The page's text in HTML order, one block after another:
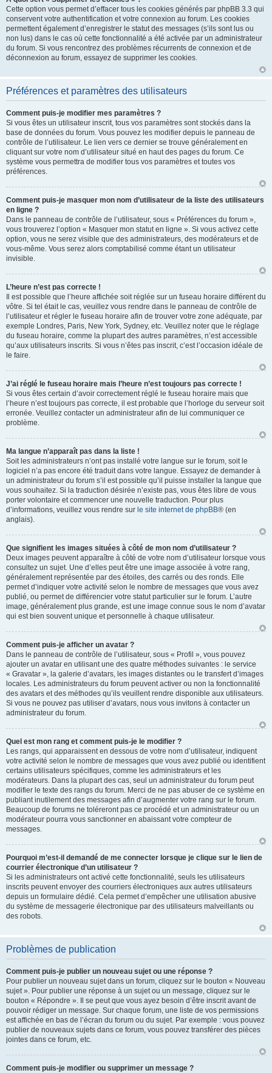
Cette option vous permet d’effacer tous les cookies générés par phpBB 3.3 qui
conservent votre authentification et votre connexion au forum. Les cookies
permettent également d’enregistrer le statut des messages (s’ils sont lus ou
non lus) dans le cas où cette fonctionnalité a été activée par un administrateur
du forum. Si vous rencontrez des problèmes récurrents de connexion et de
déconnexion au forum, essayez de supprimer les cookies.
Préférences et paramètres des utilisateurs
Comment puis-je modifier mes paramètres ?
Si vous êtes un utilisateur inscrit, tous vos paramètres sont stockés dans la
base de données du forum. Vous pouvez les modifier depuis le panneau de
contrôle de l’utilisateur. Le lien vers ce dernier se trouve généralement en
cliquant sur votre nom d’utilisateur situé en haut des pages du forum. Ce
système vous permettra de modifier tous vos paramètres et toutes vos
préférences.
Comment puis-je masquer mon nom d’utilisateur de la liste des utilisateurs
en ligne ?
Dans le panneau de contrôle de l’utilisateur, sous « Préférences du forum »,
vous trouverez l’option « Masquer mon statut en ligne ». Si vous activez cette
option, vous ne serez visible que des administrateurs, des modérateurs et de
vous-même. Vous serez alors comptabilisé comme étant un utilisateur
invisible.
L’heure n’est pas correcte !
Il est possible que l’heure affichée soit réglée sur un fuseau horaire différent du
vôtre. Si tel était le cas, veuillez vous rendre dans le panneau de contrôle de
l’utilisateur et régler le fuseau horaire afin de trouver votre zone adéquate, par
exemple Londres, Paris, New York, Sydney, etc. Veuillez noter que le réglage
du fuseau horaire, comme la plupart des autres paramètres, n’est accessible
qu’aux utilisateurs inscrits. Si vous n’êtes pas inscrit, c’est l’occasion idéale de
le faire.
J’ai réglé le fuseau horaire mais l’heure n’est toujours pas correcte !
Si vous êtes certain d’avoir correctement réglé le fuseau horaire mais que
l’heure n’est toujours pas correcte, il est probable que l’horloge du serveur soit
erronée. Veuillez contacter un administrateur afin de lui communiquer ce
problème.
Ma langue n’apparaît pas dans la liste !
Soit les administrateurs n’ont pas installé votre langue sur le forum, soit le
logiciel n’a pas encore été traduit dans votre langue. Essayez de demander à
un administrateur du forum s’il est possible qu’il puisse installer la langue que
vous souhaitez. Si la traduction désirée n’existe pas, vous êtes libre de vous
porter volontaire et commencer une nouvelle traduction. Pour plus
d’informations, veuillez vous rendre sur le site internet de phpBB® (en
anglais).
Que signifient les images situées à côté de mon nom d’utilisateur ?
Deux images peuvent apparaître à côté de votre nom d’utilisateur lorsque vous
consultez un sujet. Une d’elles peut être une image associée à votre rang,
généralement représentée par des étoiles, des carrés ou des ronds. Elle
permet d’indiquer votre activité selon le nombre de messages que vous avez
publié, ou permet de différencier votre statut particulier sur le forum. L’autre
image, généralement plus grande, est une image connue sous le nom d’avatar
qui est bien souvent unique et personnelle à chaque utilisateur.
Comment puis-je afficher un avatar ?
Dans le panneau de contrôle de l’utilisateur, sous « Profil », vous pouvez
ajouter un avatar en utilisant une des quatre méthodes suivantes : le service
« Gravatar », la galerie d’avatars, les images distantes ou le transfert d’images
locales. Les administrateurs du forum peuvent activer ou non la fonctionnalité
des avatars et des méthodes qu’ils veuillent rendre disponible aux utilisateurs.
Si vous ne pouvez pas utiliser d’avatars, nous vous invitons à contacter un
administrateur du forum.
Quel est mon rang et comment puis-je le modifier ?
Les rangs, qui apparaissent en dessous de votre nom d’utilisateur, indiquent
votre activité selon le nombre de messages que vous avez publié ou identifient
certains utilisateurs spécifiques, comme les administrateurs et les
modérateurs. Dans la plupart des cas, seul un administrateur du forum peut
modifier le texte des rangs du forum. Merci de ne pas abuser de ce système en
publiant inutilement des messages afin d’augmenter votre rang sur le forum.
Beaucoup de forums ne toléreront pas ce procédé et un administrateur ou un
modérateur pourra vous sanctionner en abaissant votre compteur de
messages.
Pourquoi m’est-il demandé de me connecter lorsque je clique sur le lien de
courrier électronique d’un utilisateur ?
Si les administrateurs ont activé cette fonctionnalité, seuls les utilisateurs
inscrits peuvent envoyer des courriers électroniques aux autres utilisateurs
depuis un formulaire dédié. Cela permet d’empêcher une utilisation abusive
du système de messagerie électronique par des utilisateurs malveillants ou
des robots.
Problèmes de publication
Comment puis-je publier un nouveau sujet ou une réponse ?
Pour publier un nouveau sujet dans un forum, cliquez sur le bouton « Nouveau
sujet ». Pour publier une réponse à un sujet ou un message, cliquez sur le
bouton « Répondre ». Il se peut que vous ayez besoin d’être inscrit avant de
pouvoir rédiger un message. Sur chaque forum, une liste de vos permissions
est affichée en bas de l’écran du forum ou du sujet. Par exemple : vous pouvez
publier de nouveaux sujets dans ce forum, vous pouvez transférer des pièces
jointes dans ce forum, etc.
Comment puis-je modifier ou supprimer un message ?